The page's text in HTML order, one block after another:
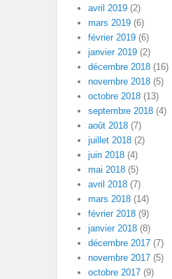
avril 2019 (2)
mars 2019 (6)
février 2019 (6)
janvier 2019 (2)
décembre 2018 (16)
novembre 2018 (5)
octobre 2018 (13)
septembre 2018 (4)
août 2018 (7)
juillet 2018 (2)
juin 2018 (4)
mai 2018 (5)
avril 2018 (7)
mars 2018 (14)
février 2018 (9)
janvier 2018 (8)
décembre 2017 (7)
novembre 2017 (5)
octobre 2017 (9)